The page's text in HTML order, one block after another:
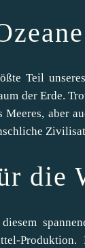
Teil
der Erde.
Meeres, aber
die